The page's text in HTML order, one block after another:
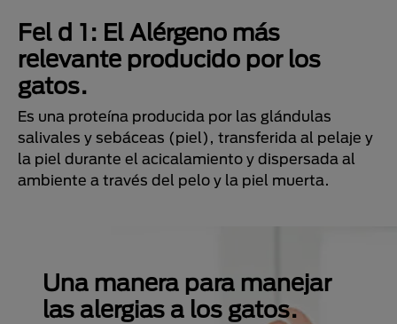
Fel d 1: El Alérgeno más
relevante producido por los
gatos.
Es una proteína producida por las glándulas
salivales y sebáceas (piel), transferida al pelaje y
la piel durante el acicalamiento y dispersada al
ambiente a través del pelo y la piel muerta.
Una manera para manejar
las alergias a los gatos.